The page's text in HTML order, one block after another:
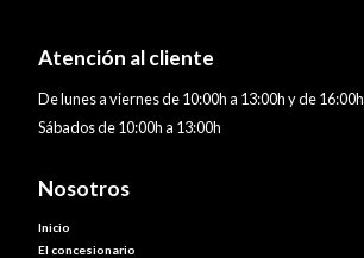
Atención al cliente
De lunes a viernes de 10:00h a 13:00h y de
Sábados de 10:00h a 13:00h
Nosotros
Inicio
El concesionario